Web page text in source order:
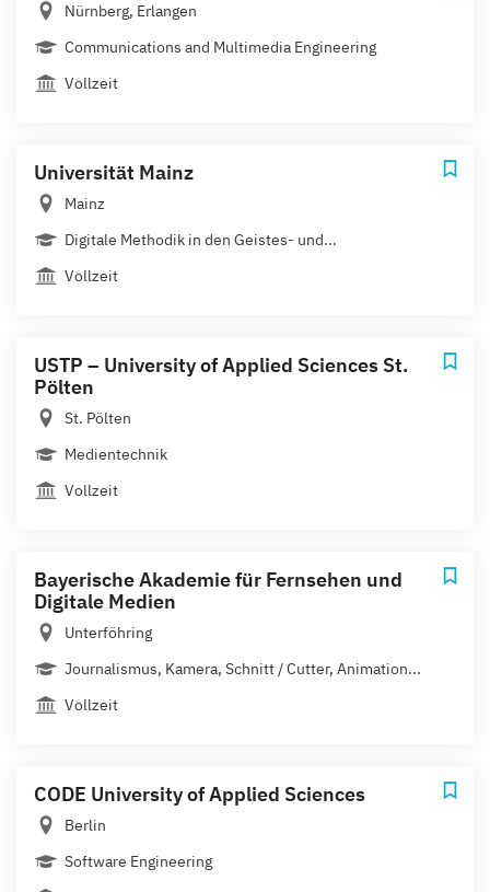
Nürnberg, Erlangen
Communications and Multimedia Engineering
Vollzeit
Universität Mainz
Mainz
Digitale Methodik in den Geistes- und...
Vollzeit
USTP – University of Applied Sciences St.
Pölten
St. Pölten
Medientechnik
Vollzeit
Bayerische Akademie für Fernsehen und
Digitale Medien
Unterföhring
Journalismus, Kamera, Schnitt / Cutter, Animation...
Vollzeit
CODE University of Applied Sciences
Berlin
Software Engineering